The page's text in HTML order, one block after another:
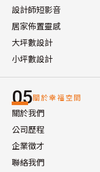
設計師短影音
居家佈置靈感
大坪數設計
小坪數設計
05關於幸福空間
關於我們
公司歷程
企業徵才
聯絡我們